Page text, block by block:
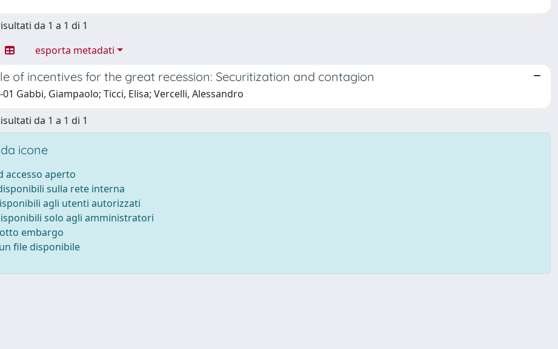
da 1 a 1 di 1
esporta metadati
of incentives for the great recession: Securitization and contagion
01 Gabbi, Giampaolo; Ticci, Elisa; Vercelli, Alessandro
da 1 a 1 di 1
icone
accesso aperto
sulla rete interna
agli utenti autorizzati
solo agli amministratori
embargo
file disponibile